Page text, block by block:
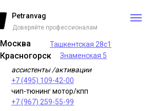
Ташкентская 28с1
Знаменская 5
ассистенты /активации
+7 (495) 109-42-00
чип-тюнинг мотор/кпп
+7 (967) 259-55-99
Москва
Красногорск
Petranvag
Доверяйте профессионалам